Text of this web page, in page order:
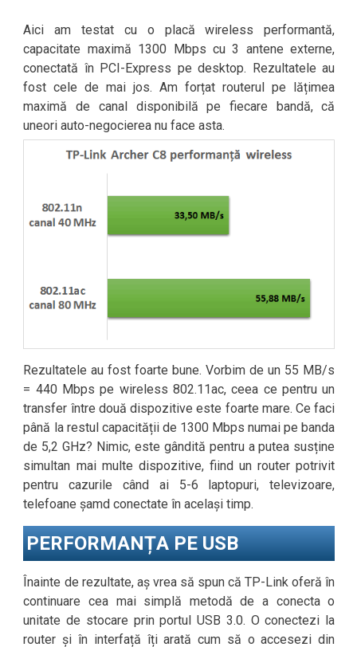
Aici am testat cu o placă wireless performantă,
capacitate maximă 1300 Mbps cu 3 antene externe,
conectată în PCI-Express pe desktop. Rezultatele au
fost cele de mai jos. Am forțat routerul pe lățimea
maximă de canal disponibilă pe fiecare bandă, că
uneori auto-negocierea nu face asta.
Rezultatele au fost foarte bune. Vorbim de un 55 MB/s
= 440 Mbps pe wireless 802.11ac, ceea ce pentru un
transfer între două dispozitive este foarte mare. Ce faci
până la restul capacității de 1300 Mbps numai pe banda
de 5,2 GHz? Nimic, este gândită pentru a putea susține
simultan mai multe dispozitive, fiind un router potrivit
pentru cazurile când ai 5-6 laptopuri, televizoare,
telefoane șamd conectate în același timp.
PERFORMANȚA PE USB
Înainte de rezultate, aș vrea să spun că TP-Link oferă în
continuare cea mai simplă metodă de a conecta o
unitate de stocare prin portul USB 3.0. O conectezi la
router și în interfață îți arată cum să o accesezi din